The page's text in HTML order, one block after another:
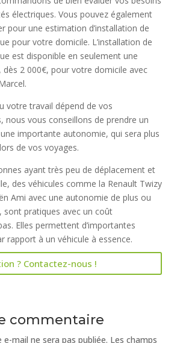
électriques. Vous pouvez également
pour une estimation d’installation de
pour votre domicile. L’installation de
est disponible en seulement une
dès 2 000€, pour votre domicile avec
votre travail dépend de vos
nous vous conseillons de prendre un
importante autonomie, qui sera plus
de vos voyages.
ayant très peu de déplacement et
des véhicules comme la Renault Twizy
Ami avec une autonomie de plus ou
sont pratiques avec un coût
Elles permettent d’importantes
rapport à un véhicule à essence.
? Contactez-nous !
commentaire
mail ne sera pas publiée. Les champs